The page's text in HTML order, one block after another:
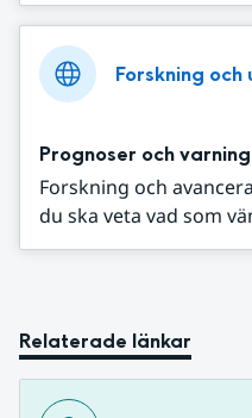
Forskning
Prognoser och
Forskning och
du ska veta vad som
Relaterade länkar